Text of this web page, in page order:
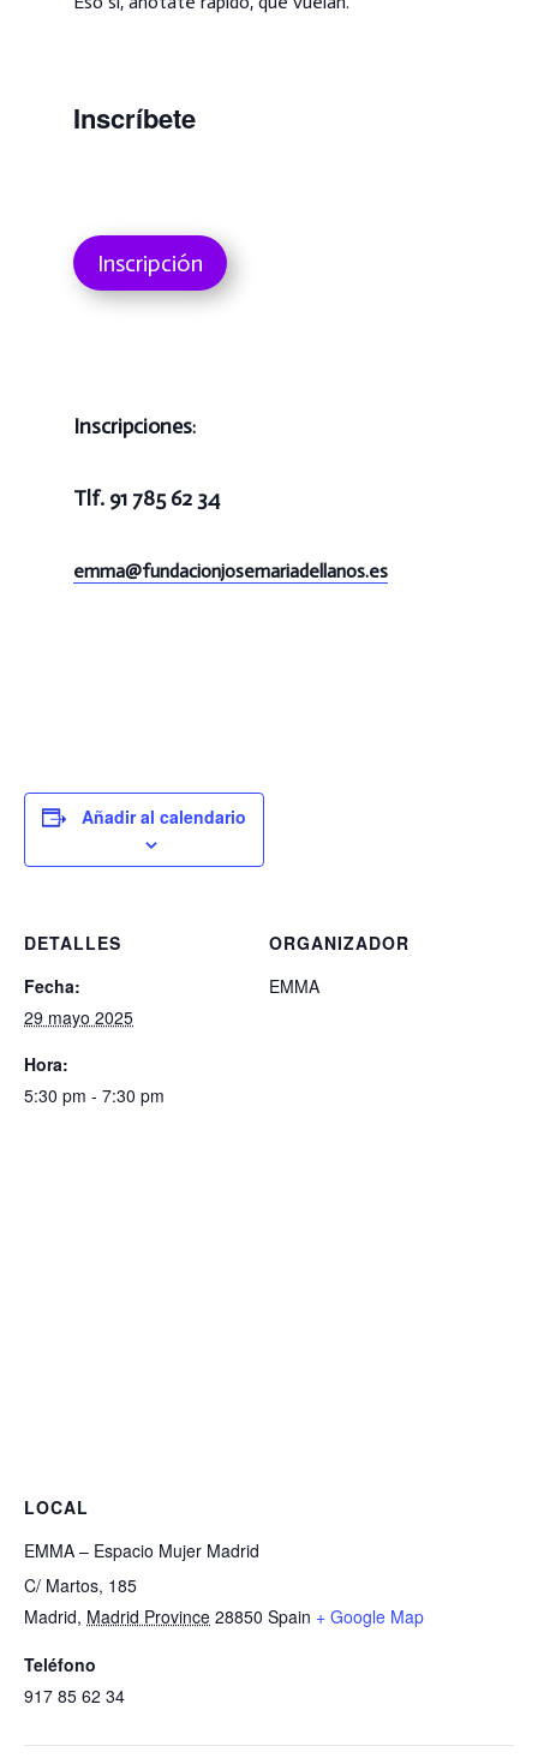
Inscríbete
Inscripción
Inscripciones:
Tlf. 91 785 62 34
emma@fundacionjosemariadellanos.es
Añadir al calendario
DETALLES
Fecha:
29 mayo 2025
Hora:
5:30 pm - 7:30 pm
ORGANIZADOR
EMMA
LOCAL
EMMA – Espacio Mujer Madrid
C/ Martos, 185
Madrid, Madrid Province 28850 Spain + Google Map
Teléfono
917 85 62 34